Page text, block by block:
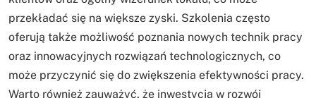
przekładać się na większe zyski. Szkolenia często
oferują także możliwość poznania nowych technik pracy
oraz innowacyjnych rozwiązań technologicznych, co
może przyczynić się do zwiększenia efektywności pracy.
Warto również zauważyć, że inwestycja w rozwój